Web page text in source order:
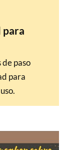
para
paso
para